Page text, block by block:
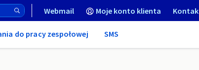
Webmail Moje konto klienta
do pracy zespołowej SMS